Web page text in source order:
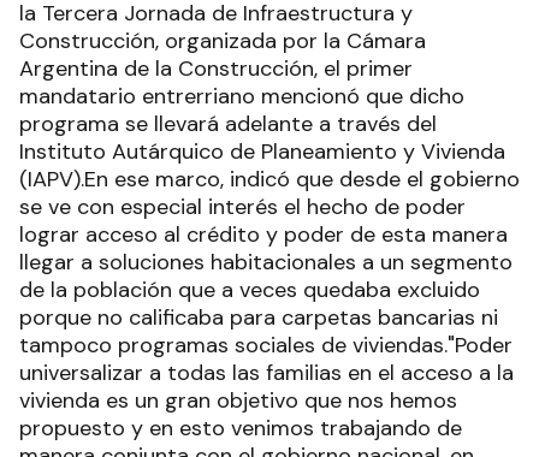
la Tercera Jornada de Infraestructura y
Construcción, organizada por la Cámara
Argentina de la Construcción, el primer
mandatario entrerriano mencionó que dicho
programa se llevará adelante a través del
Instituto Autárquico de Planeamiento y Vivienda
(IAPV).En ese marco, indicó que desde el gobierno
se ve con especial interés el hecho de poder
lograr acceso al crédito y poder de esta manera
llegar a soluciones habitacionales a un segmento
de la población que a veces quedaba excluido
porque no calificaba para carpetas bancarias ni
tampoco programas sociales de viviendas."Poder
universalizar a todas las familias en el acceso a la
vivienda es un gran objetivo que nos hemos
propuesto y en esto venimos trabajando de